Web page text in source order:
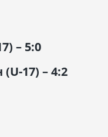
– 5:0
17) – 4:2